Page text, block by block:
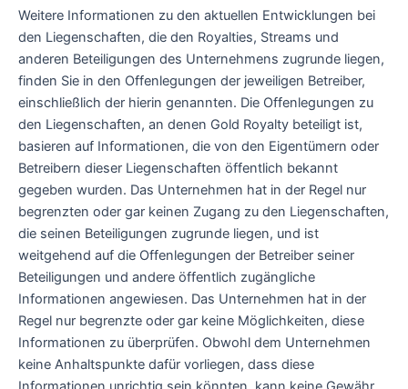
Weitere Informationen zu den aktuellen Entwicklungen bei
den Liegenschaften, die den Royalties, Streams und
anderen Beteiligungen des Unternehmens zugrunde liegen,
finden Sie in den Offenlegungen der jeweiligen Betreiber,
einschließlich der hierin genannten. Die Offenlegungen zu
den Liegenschaften, an denen Gold Royalty beteiligt ist,
basieren auf Informationen, die von den Eigentümern oder
Betreibern dieser Liegenschaften öffentlich bekannt
gegeben wurden. Das Unternehmen hat in der Regel nur
begrenzten oder gar keinen Zugang zu den Liegenschaften,
die seinen Beteiligungen zugrunde liegen, und ist
weitgehend auf die Offenlegungen der Betreiber seiner
Beteiligungen und andere öffentlich zugängliche
Informationen angewiesen. Das Unternehmen hat in der
Regel nur begrenzte oder gar keine Möglichkeiten, diese
Informationen zu überprüfen. Obwohl dem Unternehmen
keine Anhaltspunkte dafür vorliegen, dass diese